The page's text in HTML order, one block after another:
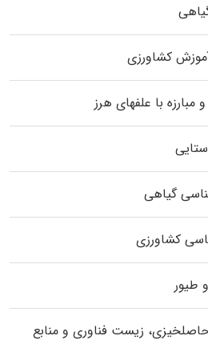
کشاورزی
با علفهای هرز
گیاهی
کشاورزی
طیور
زیست فناوری و منابع